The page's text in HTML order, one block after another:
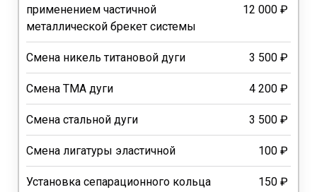
применением частичной
металлической брекет системы
12 000 ₽
Смена никель титановой дуги 3 500 ₽
Смена ТМА дуги 4 200 ₽
Смена стальной дуги 3 500 ₽
Смена лигатуры эластичной 100 ₽
Установка сепарационного кольца 150 ₽